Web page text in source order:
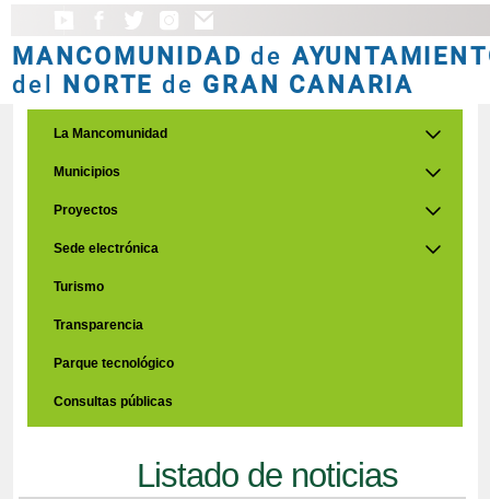
MANCOMUNIDAD de
del NORTE de GRAN CANARIA
La Mancomunidad
Municipios
Proyectos
Sede electrónica
Turismo
Transparencia
Parque tecnológico
Consultas públicas
Listado de noticias